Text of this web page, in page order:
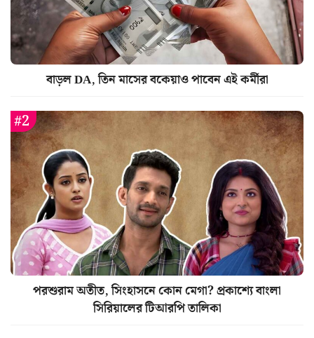
বাড়ল DA, তিন মাসের বকেয়াও পাবেন এই কর্মীরা
পরশুরাম অতীত, সিংহাসনে কোন মেগা? প্রকাশ্যে বাংলা
সিরিয়ালের টিআরপি তালিকা